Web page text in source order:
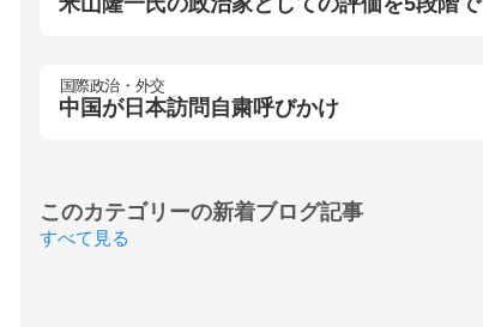
国際政治・外交
中国が日本訪問自粛呼びかけ
このカテゴリーの新着ブログ記事
すべて見る